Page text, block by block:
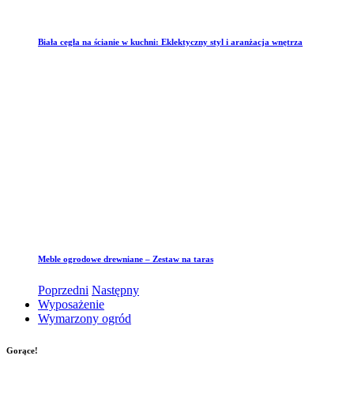
Biała cegła na ścianie w kuchni: Eklektyczny styl i aranżacja wnętrza
Meble ogrodowe drewniane – Zestaw na taras
Poprzedni Następny
Wyposażenie
Wymarzony ogród
Gorące!